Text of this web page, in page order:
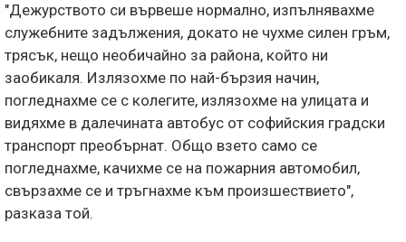
"Дежурството си вървеше нормално, изпълнявахме
служебните задължения, докато не чухме силен гръм,
трясък, нещо необичайно за района, който ни
заобикаля. Излязохме по най-бързия начин,
погледнахме се с колегите, излязохме на улицата и
видяхме в далечината автобус от софийския градски
транспорт преобърнат. Общо взето само се
погледнахме, качихме се на пожарния автомобил,
свързахме се и тръгнахме към произшествието",
разказа той.